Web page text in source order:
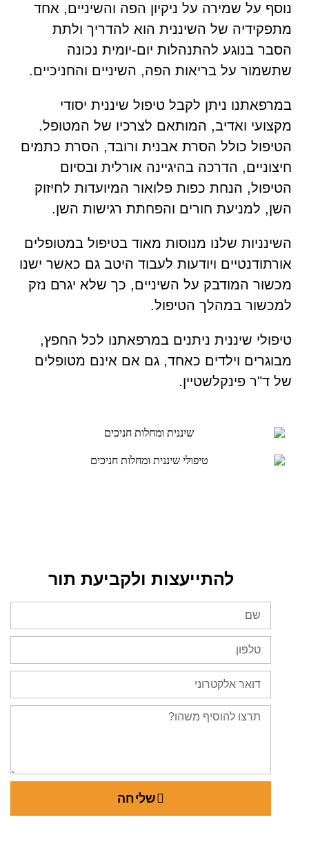
נוסף על שמירה על ניקיון הפה והשיניים, אחד
מתפקידיה של השיננית הוא להדריך ולתת
הסבר בנוגע להתנהלות יום-יומית נכונה
שתשמור על בריאות הפה, השיניים והחניכיים.
במרפאתנו ניתן לקבל טיפול שיננית יסודי
מקצועי ואדיב, המותאם לצרכיו של המטופל.
הטיפול כולל הסרת אבנית ורובד, הסרת כתמים
חיצוניים, הדרכה בהיגיינה אורלית ובסיום
הטיפול, הנחת כפות פלואור המיועדות לחיזוק
השן, למניעת חורים והפחתת רגישות השן.
השינניות שלנו מנוסות מאוד בטיפול במטופלים
אורתודנטיים ויודעות לעבוד היטב גם כאשר ישנו
מכשור המודבק על השיניים, כך שלא יגרם נזק
למכשור במהלך הטיפול.
טיפולי שיננית ניתנים במרפאתנו לכל החפץ,
מבוגרים וילדים כאחד, גם אם אינם מטופלים
של ד"ר פינקלשטיין.
להתייעצות ולקביעת תור​
שליחה